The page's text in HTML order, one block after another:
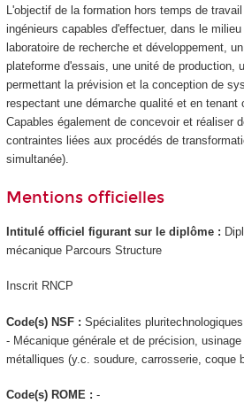
L'objectif de la formation hors temps de travail
ingénieurs capables d'effectuer, dans le
laboratoire de recherche et développement,
plateforme d'essais, une unité de production,
permettant la prévision et la conception de
respectant une démarche qualité et en tenant
Capables également de concevoir et réaliser
contraintes liées aux procédés de
simultanée).
Mentions officielles
Intitulé officiel figurant sur le diplôme :
mécanique Parcours Structure
Inscrit RNCP
Code(s) NSF : Spécialites
- Mécanique générale et de précision,
métalliques (y.c. soudure, carrosserie, coque
Code(s) ROME : -